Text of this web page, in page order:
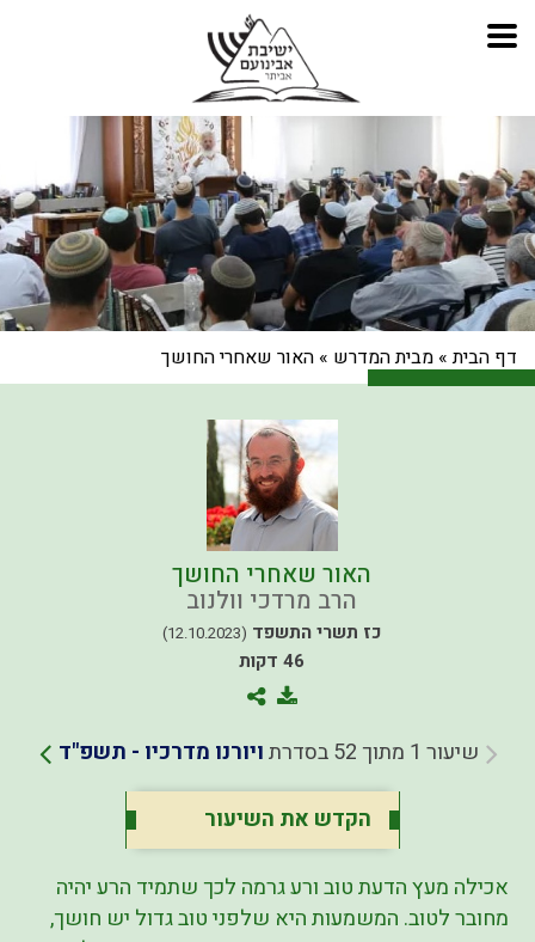
דף הבית» מבית המדרש » האור שאחרי החושך
האור שאחרי החושך
הרב מרדכי וולנוב
כז תשרי התשפד (12.10.2023)
46 דקות
שיעור 1 מתוך 52 בסדרת ויורנו מדרכיו - תשפ"ד
הקדש את השיעור
אכילה מעץ הדעת טוב ורע גרמה לכך שתמיד הרע יהיה
מחובר לטוב. המשמעות היא שלפני טוב גדול יש חושך,